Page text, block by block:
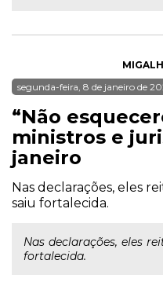
segunda-feira, 8 de janeiro de
“Não
ministros e
janeiro
Nas declarações, eles
saiu fortalecida.
Nas declarações, eles
fortalecida.